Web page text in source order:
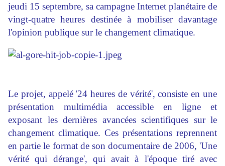
jeudi 15 septembre, sa campagne Internet planétaire de
vingt-quatre heures destinée à mobiliser davantage
l'opinion publique sur le changement climatique.
Le projet, appelé '24 heures de vérité', consiste en une
présentation multimédia accessible en ligne et
exposant les dernières avancées scientifiques sur le
changement climatique. Ces présentations reprennent
en partie le format de son documentaire de 2006, 'Une
vérité qui dérange', qui avait à l'époque tiré avec